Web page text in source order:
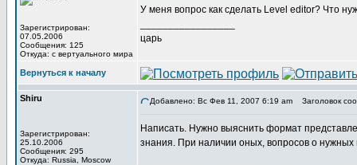
Зарегистрирован:
07.05.2006
Сообщения: 125
Откуда: с вертуального мира
У меня вопрос как сделать Level editor? Что
царь
Вернуться к началу
Shiru
Зарегистрирован:
25.10.2006
Сообщения: 295
Откуда: Russia, Moscow
Добавлено: Вс Фев 11, 2007 6:19 am Заголовок
Написать. Нужно выяснить формат
знания. При наличии оных, вопросов о нужных